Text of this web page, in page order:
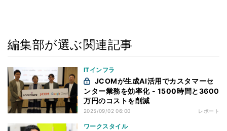
編集部が選ぶ関連記事
ITインフラ
ンター業務を効率化 - 1500時間と3600
万円のコストを削減
2025/09/02 06:00 レポート
ワークスタイル